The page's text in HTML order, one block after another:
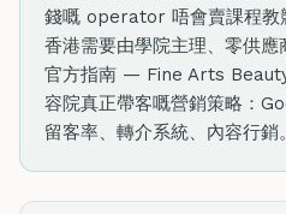
錢嘅 operator 唔會賣課程教
香港需要由學院主理、零供
官方指南 — Fine Arts
容院真正帶客嘅營銷策略：
留客率、轉介系統、內容行銷。